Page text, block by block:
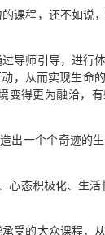
课程，还不如说
导师引导，进行
，从而实现生命
变得更为融洽，
出一个个奇迹的
心态积极化、生活
受的大众课程，